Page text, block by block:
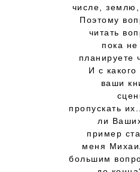
числе, землю,
Поэтому
читать
пока
планируете
И с
ваши
пропускать
ли
пример
меня
большим